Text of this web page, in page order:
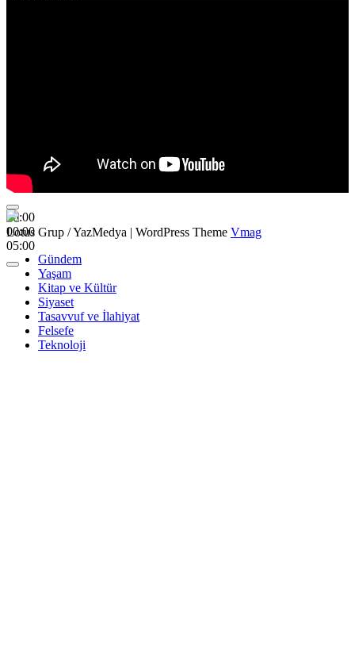
00:00
00:00
05:00
Lotus Grup / YazMedya | WordPress Theme Vmag
Gündem
Yaşam
Kitap ve Kültür
Siyaset
Tasavvuf ve İlahiyat
Felsefe
Teknoloji